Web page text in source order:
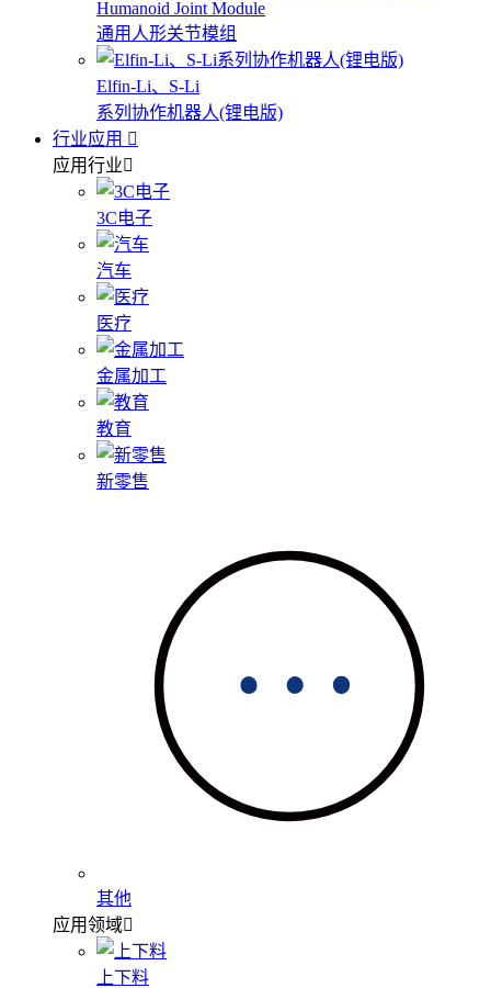
Humanoid Joint Module
通用人形关节模组
Elfin-Li、S-Li
系列协作机器人(锂电版)
行业应用
应用行业
3C电子
汽车
医疗
金属加工
教育
新零售
其他
应用领域
上下料